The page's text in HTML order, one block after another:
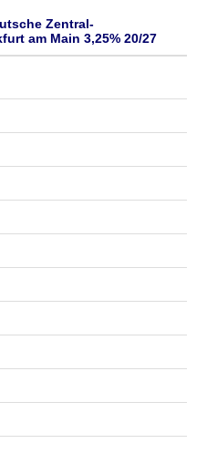
Zentral-
am Main 3,25% 20/27